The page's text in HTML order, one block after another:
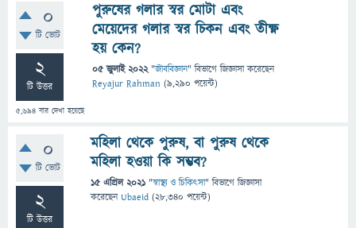
0
টি ভোট
2
টি উত্তর
5,694 বার দেখা হয়েছে
পুরুষের গলার স্বর মোটা এবং
মেয়েদের গলার স্বর চিকন এবং তীক্ষ্ণ
হয় কেন?
05 জুলাই 2022 "জীববিজ্ঞান" বিভাগে জিজ্ঞাসাকরেছেন
Reyajur Rahman (9,290 পয়েন্ট)
0
টি ভোট
2
টি উত্তর
মহিলা থেকে পুরুষ, বা পুরুষ থেকে
মহিলা হওয়া কি সম্ভব?
15 এপ্রিল 2021 "স্বাস্থ্য ও চিকিৎসা" বিভাগে জিজ্ঞাসা
করেছেনUbaeid (28,340 পয়েন্ট)